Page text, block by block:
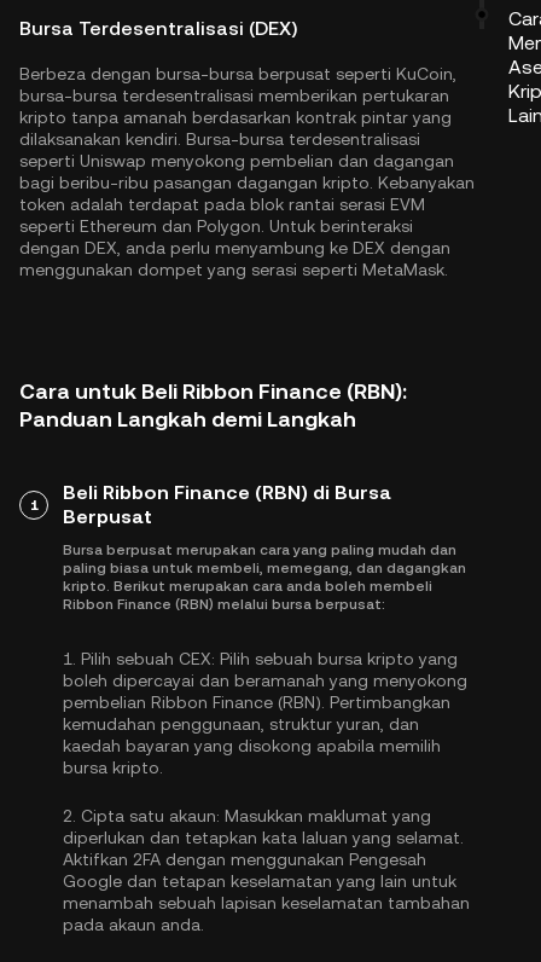
Bursa Terdesentralisasi (DEX)
Berbeza dengan bursa-bursa berpusat seperti KuCoin,
bursa-bursa terdesentralisasi memberikan pertukaran
kripto tanpa amanah berdasarkan kontrak pintar yang
dilaksanakan kendiri. Bursa-bursa terdesentralisasi
seperti Uniswap menyokong pembelian dan dagangan
bagi beribu-ribu pasangan dagangan kripto. Kebanyakan
token adalah terdapat pada blok rantai serasi EVM
seperti Ethereum dan Polygon . Untuk berinteraksi
dengan DEX, anda perlu menyambung ke DEX dengan
menggunakan dompet yang serasi seperti MetaMask.
Cara untuk Beli Ribbon Finance (RBN):
Panduan Langkah demi Langkah
1
Beli Ribbon Finance (RBN) di Bursa
Berpusat
Bursa berpusat merupakan cara yang paling mudah dan
paling biasa untuk membeli, memegang, dan dagangkan
kripto. Berikut merupakan cara anda boleh membeli
Ribbon Finance (RBN) melalui bursa berpusat:
1. Pilih sebuah CEX: Pilih sebuah bursa kripto yang
boleh dipercayai dan beramanah yang menyokong
pembelian Ribbon Finance (RBN). Pertimbangkan
kemudahan penggunaan, struktur yuran, dan
kaedah bayaran yang disokong apabila memilih
bursa kripto.
2. Cipta satu akaun: Masukkan maklumat yang
diperlukan dan tetapkan kata laluan yang selamat.
Aktifkan 2FA dengan menggunakan Pengesah
Google dan tetapan keselamatan yang lain untuk
menambah sebuah lapisan keselamatan tambahan
pada akaun anda.